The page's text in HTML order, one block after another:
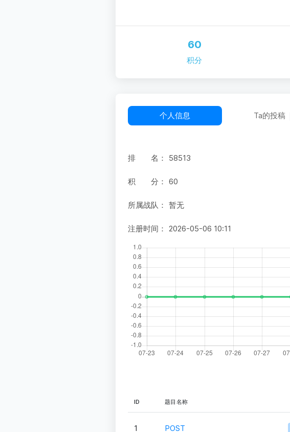
60
积分
个人信息 Ta的投稿
排 名： 58513
积 分： 60
所属战队： 暂无
注册时间： 2026-05-06 10:11
ID 题目名称
1 POST